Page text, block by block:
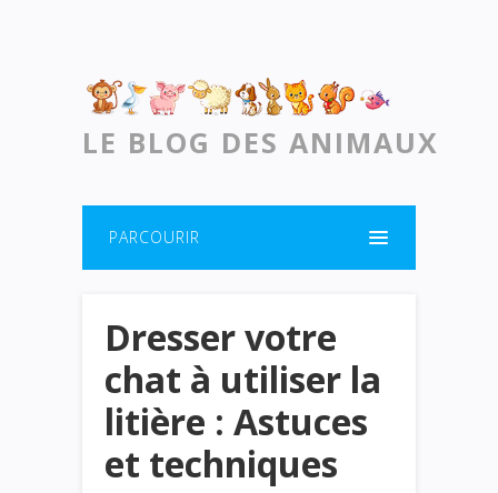
LE BLOG DES ANIMAUX
PARCOURIR
Dresser votre
chat à utiliser la
litière : Astuces
et techniques